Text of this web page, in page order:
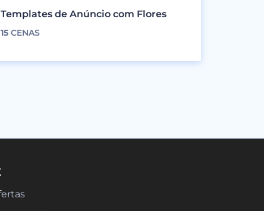
Templates de Anúncio com Flores
15CENAS